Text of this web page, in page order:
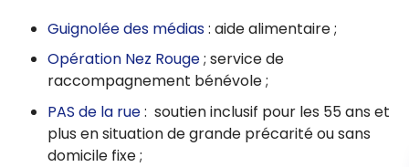
Guignolée des médias: aide alimentaire ;
Opération Nez Rouge; service de
raccompagnement bénévole ;
PAS de la rue: soutien inclusif pour les 55 ans et
plus en situation de grande précarité ou sans
domicile fixe ;